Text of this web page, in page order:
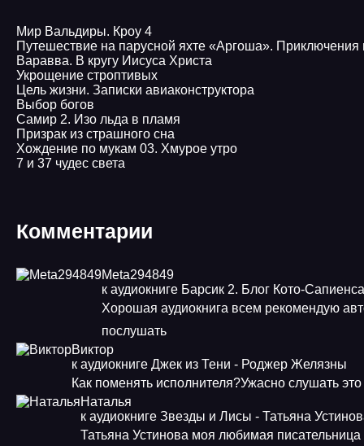
Мир Вальдиры. Кроу 4
Путешествие на парусной яхте «Аргоша».
Варавва. В кругу Иисуса Христа
Укрощение строптивых
Цель жизни. Записки авиаконструктора
Выбор богов
Самир 2. Изо льда в пламя
Призрак из страшного сна
Хождение по мукам 03. Хмурое утро
7 и 37 чудес света
Комментарии
Meta294849
к аудиокниге Барсик 2. Блог Кото-
Хорошая аудиокнига всем рекомендую
послушать
Виктор
к аудиокниге Джек из Тени - Роджер Желязны
Как поменять исполнителя?Ужасно слушать
Наталья
к аудиокниге Звезды и Лисы - Татьяна
Татьяна Устинова моя любимая писательница